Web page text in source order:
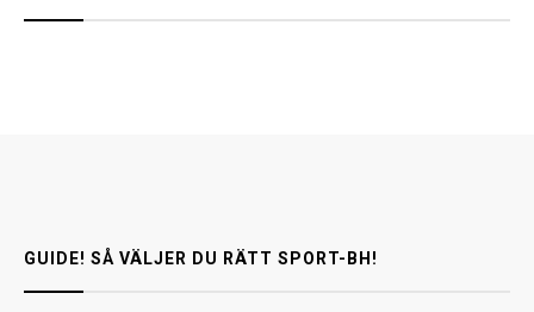
GUIDE! SÅ VÄLJER DU RÄTT SPORT-BH!